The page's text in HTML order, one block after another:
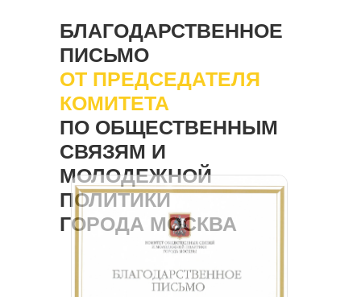
БЛАГОДАРСТВЕННОЕ
ПИСЬМО
ОТ ПРЕДСЕДАТЕЛЯ
КОМИТЕТА
ПО ОБЩЕСТВЕННЫМ
СВЯЗЯМ И
МОЛОДЕЖНОЙ
ПОЛИТИКИ
ГОРОДА МОСКВА